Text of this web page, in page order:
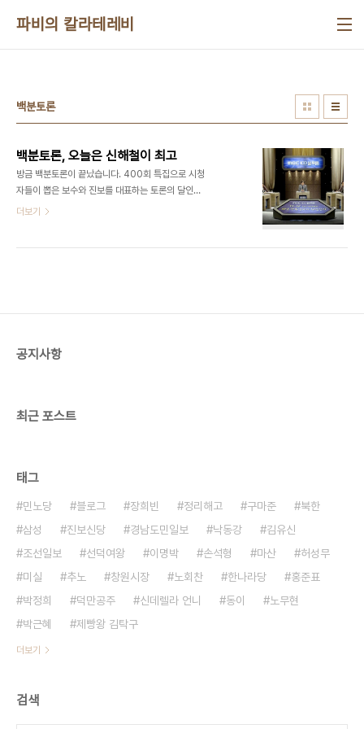
파비의 칼라테레비
백분토론
백분토론, 오늘은 신해철이 최고
방금 백분토론이 끝났습니다. 400회 특집으로 시청
자들이 뽑은 보수와 진보를 대표하는 토론의 달인들
과 함께 연예계를 대표해서 김제동 씨와 신해철 씨가
을 보여줄 텐데, 연말 분위기를 고려한 한나라당의 고
더보기
공지사항
최근 포스트
태그
민노당 블로그 장희빈 정리해고 구마준
북한
삼성
진보신당 경남도민일보 낙동강
김유신
조선일보
선덕여왕 이명박 손석형 마산
허성무
미실
추노 창원시장 노회찬 한나라당
홍준표
박정희
덕만공주 신데렐라 언니 동이
노무현
박근혜
제빵왕 김탁구
더보기
검색